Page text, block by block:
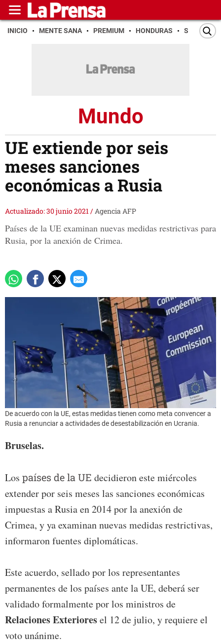
INICIO MENTE SANA PREMIUM HONDURAS SAN PEDRO
Mundo
UE extiende por seis
meses sanciones
económicas a Rusia
Actualizado: 30 junio 2021/Agencia AFP
Países de la UE examinan nuevas medidas restrictivas para
Rusia, por la anexión de Crimea.
De acuerdo con la UE, estas medidas tienen como meta convencer a
Rusia a renunciar a actividades de desestabilización en Ucrania.
Bruselas.
Los países de la UE decidieron este miércoles
extender por seis meses las sanciones económicas
impuestas a Rusia en 2014 por la anexión de
Crimea, y ya examinan nuevas medidas restrictivas,
informaron fuentes diplomáticas.
Este acuerdo, sellado por los representantes
permanentes de los países ante la UE, deberá ser
validado formalmente por los ministros de
Relaciones Exterioresel 12 de julio, y requiere el
voto unánime.